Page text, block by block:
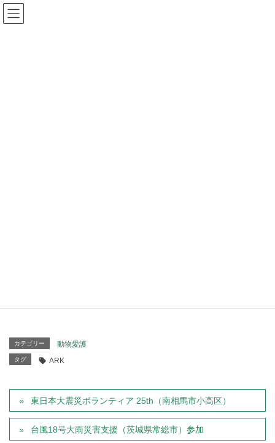
Warning
カテゴリー 動物愛護
タグ ARK
東日本大震災ボランティア 25th（南相馬市小高区）
台風18号大雨災害支援（茨城県常総市）参加